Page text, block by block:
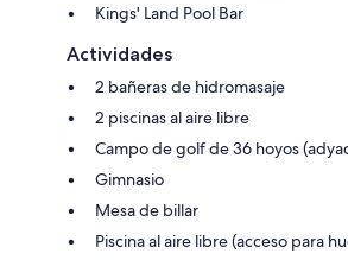
Kings' Land Pool Bar
Actividades
2 bañeras de hidromasaje
2 piscinas al aire libre
Campo de golf de 36 hoyos
Gimnasio
Mesa de billar
Piscina al aire libre (acceso para